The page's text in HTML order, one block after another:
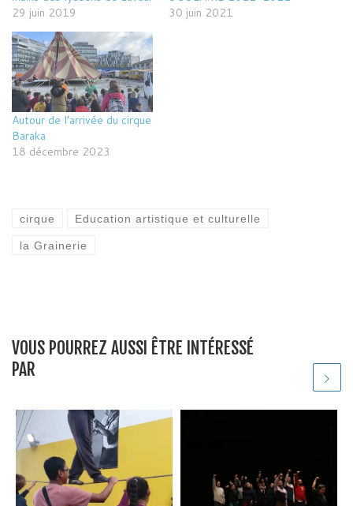
29 juin 2019
30 juin 2021
Autour de l’arrivée du cirque
Baraka
18 décembre 2023
cirque Education artistique et culturelle
la Grainerie
VOUS POURREZ AUSSI ÊTRE INTÉRESSÉ
PAR